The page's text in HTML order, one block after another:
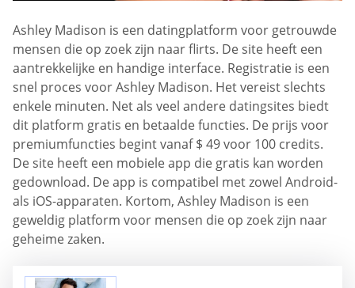
Ashley Madison is een datingplatform voor getrouwde
mensen die op zoek zijn naar flirts. De site heeft een
aantrekkelijke en handige interface. Registratie is een
snel proces voor Ashley Madison. Het vereist slechts
enkele minuten. Net als veel andere datingsites biedt
dit platform gratis en betaalde functies. De prijs voor
premiumfuncties begint vanaf $ 49 voor 100 credits.
De site heeft een mobiele app die gratis kan worden
gedownload. De app is compatibel met zowel Android-
als iOS-apparaten. Kortom, Ashley Madison is een
geweldig platform voor mensen die op zoek zijn naar
geheime zaken.